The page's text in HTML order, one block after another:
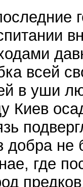
всей
в уши
Киев
добра не
где